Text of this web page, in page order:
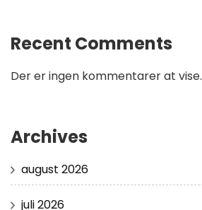
Recent Comments
Der er ingen kommentarer at vise.
Archives
august 2026
juli 2026